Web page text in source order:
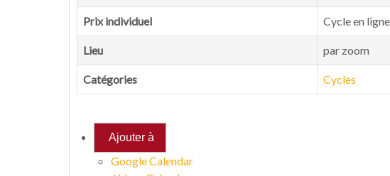
Prix individuel Cycle en
Lieu par zoom
Catégories Cycles
Ajouter à
Google Calendar